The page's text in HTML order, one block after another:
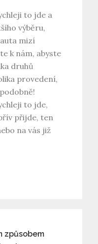
to jde a
výběru,
mizí
k nám, abyste
druhů
provedení,
to jde,
přijde, ten
na vás již
způsobem